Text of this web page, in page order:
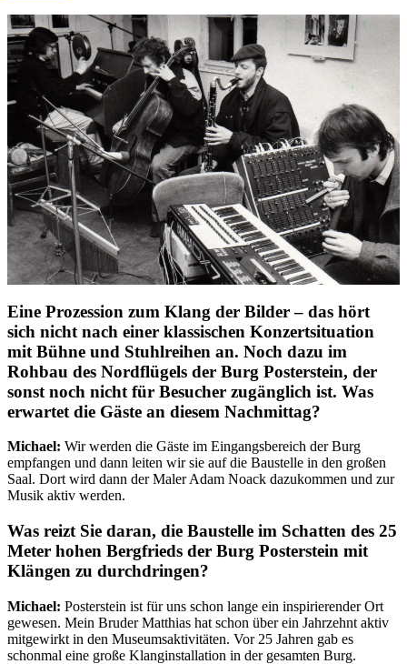
Eine Prozession zum Klang der Bilder – das hört
sich nicht nach einer klassischen Konzertsituation
mit Bühne und Stuhlreihen an. Noch dazu im
Rohbau des Nordflügels der Burg Posterstein, der
sonst noch nicht für Besucher zugänglich ist. Was
erwartet die Gäste an diesem Nachmittag?
Michael: Wir werden die Gäste im Eingangsbereich der Burg
empfangen und dann leiten wir sie auf die Baustelle in den großen
Saal. Dort wird dann der Maler Adam Noack dazukommen und zur
Musik aktiv werden.
Was reizt Sie daran, die Baustelle im Schatten des 25
Meter hohen Bergfrieds der Burg Posterstein mit
Klängen zu durchdringen?
Michael: Posterstein ist für uns schon lange ein inspirierender Ort
gewesen. Mein Bruder Matthias hat schon über ein Jahrzehnt aktiv
mitgewirkt in den Museumsaktivitäten. Vor 25 Jahren gab es
schonmal eine große Klanginstallation in der gesamten Burg.